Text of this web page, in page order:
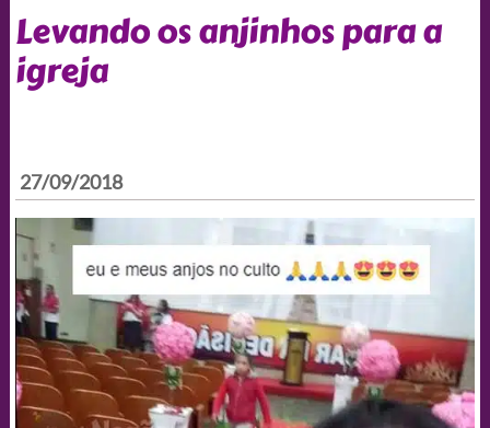
Levando os anjinhos para a
igreja
27/09/2018